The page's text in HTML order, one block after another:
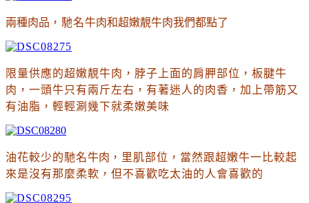
兩種肉品 ，馳名牛肉和超嫩靚牛肉我們都點了
限量供應的超嫩靚牛肉 ，脖子上面的肩胛部位，板腱牛
肉，一頭牛只有兩斤左右， 有著迷人的肉香，加上帶筋又
有油脂 ，輕輕涮幾下就柔嫩美味
油花較少的馳名牛肉 ，里肌部位 ， 當然跟超嫩牛一比較起
來是沒有那麼柔軟 ，但不喜歡吃太油的人會喜歡的